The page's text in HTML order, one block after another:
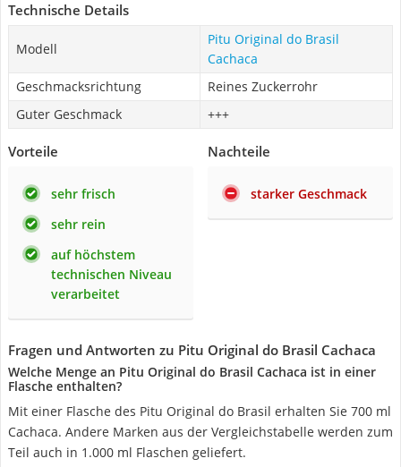
Technische Details
Modell
Pitu Original do Brasil
Cachaca
Geschmacksrichtung
Reines Zuckerrohr
Guter Geschmack
+++
Vorteile
sehr frisch
sehr rein
auf höchstem
technischen Niveau
verarbeitet
Nachteile
starker Geschmack
Fragen und Antworten zu Pitu Original do Brasil Cachaca
Welche Menge an Pitu Original do Brasil Cachaca ist in einer
Flasche enthalten?
Mit einer Flasche des Pitu Original do Brasil erhalten Sie 700 ml
Cachaca. Andere Marken aus der Vergleichstabelle werden zum
Teil auch in 1.000 ml Flaschen geliefert.